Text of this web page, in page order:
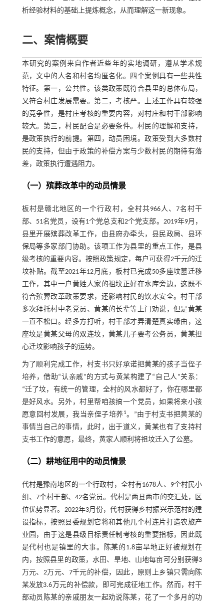
析经验材料的基础上提炼概念，从而理解这一新现象。
二、案情概要
本研究的案例来自作者近些年的实地调研，遵从学术规
范，文中的人名和村名均匿名化。四个案例具有一些共性
特征。第一，公共性。该类政策既符合县里的总体布局，
又符合村庄发展需要。第二，考核严。上述工作具有较强
的竞争性，是村庄考核的重要内容，对村庄和村干部影响
较大。第三，村民配合是必要条件。村民的理解和支持，
是政策执行的前提。第四，动员困境。政策受到大多数村
民的支持，但由于政策的补偿方案与少数村民的期待有落
差，政策执行遭遇阻力。
（一）殡葬改革中的动员情景
板村是赣北地区的一个行政村，全村共966人、7名村干
部、51名党员，设有1个党总支和2个党支部。2019年9月，
县里开展殡葬改革工作，由县府办牵头，县民政局、县环
保局等多家部门协助。该项工作为县里的重点工作，是县
级考核的重要内容。按照政策规定，每户可获得2千元的迁
坟补贴。截至2021年12月底，板村已完成50多座坟墓迁移
工作，其中一户黄姓人家的祖坟正好在水库旁边，这既不
符合殡葬改革政策要求，还影响村民的饮水安全。村干部
多次拜托村中老党员、黄某的长辈等上门劝说，但是黄某
一直不松口。经多方打听，村干部才弄清楚真实缘由，这
座坟是黄某父母的双连坟，黄某儿子要考公务员，黄某担
心迁坟影响孩子的运势。
为了顺利完成工作，村支书只好承诺把黄某的孩子当侄子
培养，借助“认亲戚”的方式与黄某构建了“自己人”关系：
“迁了坟，有统一的管理，全村的风水都好了，你在哪里都
是好风水。另外，村里帮咱孩搞一个党员，如果将来小孩
愿意回村发展，我当亲侄子培养 1。”由于村支书把黄某的
事情当自己的事情，此时，出于道义，黄某也有了支持村
支书工作的意愿，最终，黄家人顺利将祖坟迁入了公墓。
（二）耕地征用中的动员情景
代村是豫南地区的一个行政村，全村有1678人、9个村民小
组、7个村干部、42名党员。代村是两县两市的交汇处，区
位优势显著。2022年3月份，代村获得乡村振兴示范村的建
设指标，按照县委规划它将和其他几个村连片打造农旅产
业园，由于这是县级目标责任制考核的重要指标，因此既
是代村也是镇里的大事。陈某的1.8亩旱地正好被规划在
内，按照县里的政策，水田、旱地、山地每亩可分别获得3
万元、2万元、7千元的补偿，因此，原则上乡镇只需向陈
某发放3.6万元的补偿款，即可完成征地工作。然而，村干
部动员陈某的亲戚朋友一起劝说陈某，花了一个多月的功